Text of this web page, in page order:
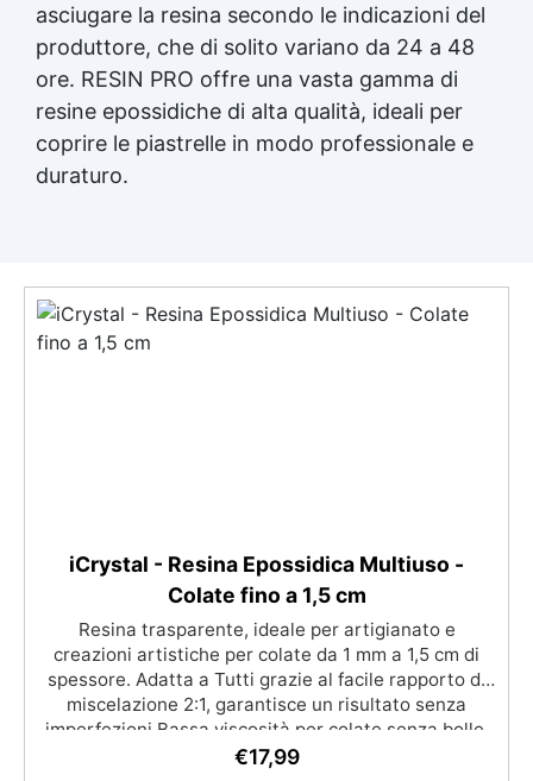
asciugare la resina secondo le indicazioni del
produttore, che di solito variano da 24 a 48
ore. RESIN PRO offre una vasta gamma di
resine epossidiche di alta qualità, ideali per
coprire le piastrelle in modo professionale e
duraturo.
iCrystal - Resina Epossidica Multiuso -
Colate fino a 1,5 cm
Resina trasparente, ideale per artigianato e
creazioni artistiche per colate da 1 mm a 1,5 cm di
spessore. Adatta a Tutti grazie al facile rapporto di
miscelazione 2:1, garantisce un risultato senza
imperfezioni Bassa viscosità per colate senza bolle,
compatibile con legno, silicone, vetro, metallo e altri
€17,99